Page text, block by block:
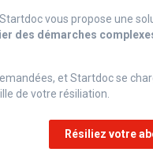
vous propose une
des démarches
et Startdoc se
de votre résiliation.
Résiliez votre